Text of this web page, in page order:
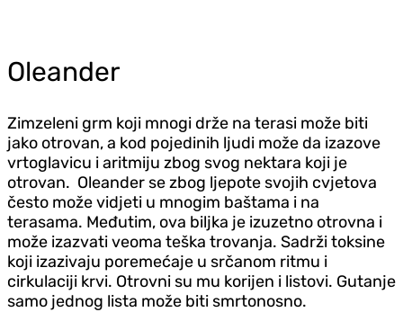
Oleander
Zimzeleni grm koji mnogi drže na terasi može biti
jako otrovan, a kod pojedinih ljudi može da izazove
vrtoglavicu i aritmiju zbog svog nektara koji je
otrovan. Oleander se zbog ljepote svojih cvjetova
često može vidjeti u mnogim baštama i na
terasama. Međutim, ova biljka je izuzetno otrovna i
može izazvati veoma teška trovanja. Sadrži toksine
koji izazivaju poremećaje u srčanom ritmu i
cirkulaciji krvi. Otrovni su mu korijen i listovi. Gutanje
samo jednog lista može biti smrtonosno.